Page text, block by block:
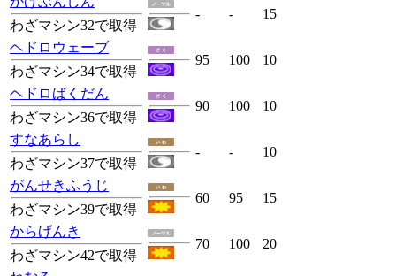
わざマシン32で取得
- - 15
ヘドロウェーブ
わざマシン34で取得
95 100 10
ヘドロばくだん
わざマシン36で取得
90 100 10
すなあらし
わざマシン37で取得
- - 10
がんせきふうじ
わざマシン39で取得
60 95 15
からげんき
わざマシン42で取得
70 100 20